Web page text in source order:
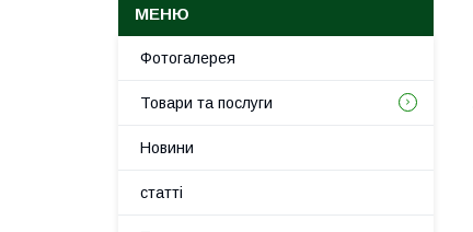
Фотогалерея
Товари та послуги
Новини
статті